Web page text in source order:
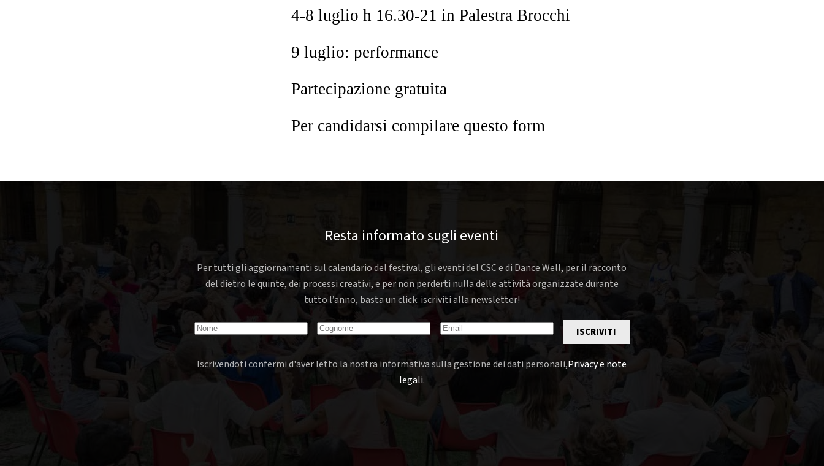
4-8 luglio h 16.30-21 in Palestra Brocchi
9 luglio: performance
Partecipazione gratuita
Per candidarsi compilare questo form
Resta informato sugli eventi
Per tutti gli aggiornamenti sul calendario del festival, gli eventi del CSC e di Dance Well, per il racconto
del dietro le quinte, dei processi creativi, e per non perderti nulla delle attività organizzate durante
tutto l’anno, basta un click: iscriviti alla newsletter!
ISCRIVITI
Iscrivendoti confermi d'aver letto la nostra informativa sulla gestione dei dati personali,Privacy e note
legali.